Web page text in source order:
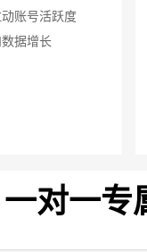
账号活跃度
据增长
对一专